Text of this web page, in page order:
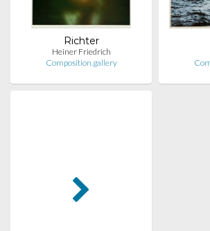
Richter
Heiner Friedrich
Composition.gallery